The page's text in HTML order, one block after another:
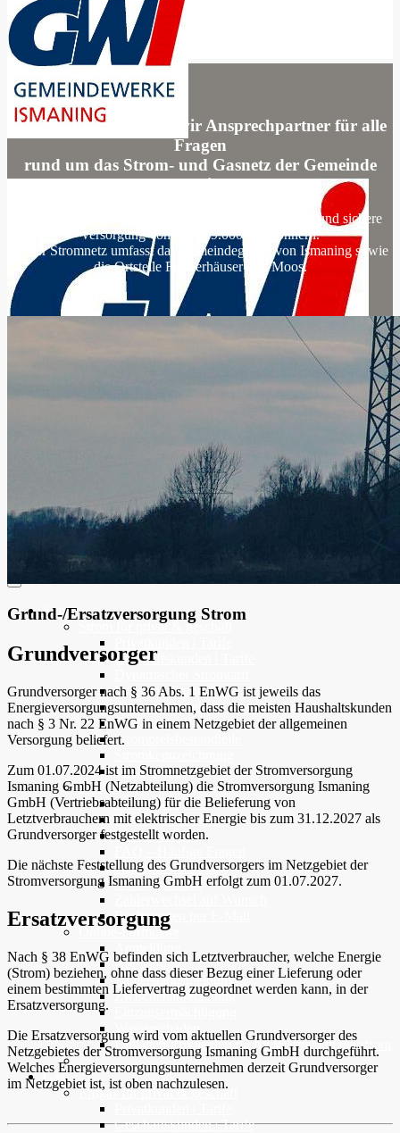
Strom
Strom für privat & geschäft
Geschäftskunden | Tarife
Infos zur Grund-/Ersatzversorgung
Bauen | Umziehen | Hausanschluss
Rechnungserläuterungen
Strompreisbestandteile
Tarifrechner
Service
Ansprechpartner
Download-Bereich
Stromspartipps
Widerrufsbelehrung
Notfallvorsorge
Rechnungen per E-Mail
Online-Formulare
Abmeldung
Zählerstandsmeldung
Zwischenabrechnung
Wasserschaden
Umlagen-Privilegierung für Wärmepumpenstrom
Gas
Erdgas für privat & geschäft
Geschäftskunden | Tarife
Als Netzbetreiber sind wir Ansprechpartner für alle
Fragen
rund um das Strom- und Gasnetz der Gemeinde
Ismaning.
Mit unseren Services sorgen wir für eine nachhaltige und sichere
Versorgung von rund 19.000 Einwohnern.
Unser Stromnetz umfasst das Gemeindegebiet von Ismaning sowie
die Ortsteile Fischerhäuser und Moos.
Grund-/Ersatzversorgung Strom
Grundversorger
Grundversorger nach § 36 Abs. 1 EnWG ist jeweils das
Energieversorgungsunternehmen, dass die meisten Haushaltskunden
nach § 3 Nr. 22 EnWG in einem Netzgebiet der allgemeinen
Versorgung beliefert.
Zum 01.07.2024 ist im Stromnetzgebiet der Stromversorgung
Ismaning GmbH (Netzabteilung) die Stromversorgung Ismaning
GmbH (Vertriebsabteilung) für die Belieferung von
Letztverbrauchern mit elektrischer Energie bis zum 31.12.2027 als
Grundversorger festgestellt worden.
Die nächste Feststellung des Grundversorgers im Netzgebiet der
Stromversorgung Ismaning GmbH erfolgt zum 01.07.2027.
Ersatzversorgung
Nach § 38 EnWG befinden sich Letztverbraucher, welche Energie
(Strom) beziehen, ohne dass dieser Bezug einer Lieferung oder
einem bestimmten Liefervertrag zugeordnet werden kann, in der
Ersatzversorgung.
Die Ersatzversorgung wird vom aktuellen Grundversorger des
Netzgebietes der Stromversorgung Ismaning GmbH durchgeführt.
Welches Energieversorgungsunternehmen derzeit Grundversorger
im Netzgebiet ist, ist oben nachzulesen.